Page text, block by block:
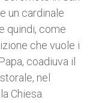
un cardinale
quindi, come
che vuole i
coadiuva il
nel
Chiesa.